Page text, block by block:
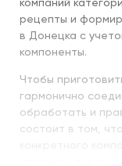
компаний
рецепты и
в Донецка с
компоненты.
Чтобы
гармонично
обработать и
состоит в том,